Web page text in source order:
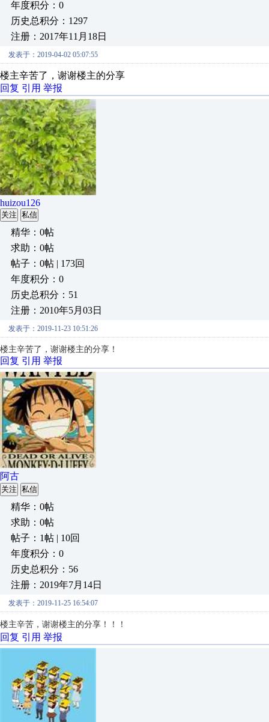
年度积分：0
历史总积分：1297
注册：2017年11月18日
发表于：2019-04-02 05:07:55
楼主辛苦了，谢谢楼主的分享
回复 引用 举报
huizou126
关注 私信
精华：0帖
求助：0帖
帖子：0帖 | 173回
年度积分：0
历史总积分：51
注册：2010年5月03日
发表于：2019-11-23 10:51:26
楼主辛苦了，谢谢楼主的分享！
回复 引用 举报
阿古
关注 私信
精华：0帖
求助：0帖
帖子：1帖 | 10回
年度积分：0
历史总积分：56
注册：2019年7月14日
发表于：2019-11-25 16:54:07
楼主辛苦，谢谢楼主的分享！！！
回复 引用 举报